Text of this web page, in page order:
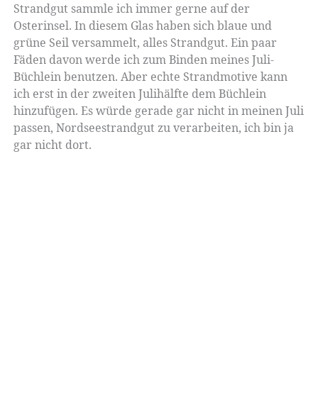
Strandgut sammle ich immer gerne auf der
Osterinsel. In diesem Glas haben sich blaue und
grüne Seil versammelt, alles Strandgut. Ein paar
Fäden davon werde ich zum Binden meines Juli-
Büchlein benutzen. Aber echte Strandmotive kann
ich erst in der zweiten Julihälfte dem Büchlein
hinzufügen. Es würde gerade gar nicht in meinen Juli
passen, Nordseestrandgut zu verarbeiten, ich bin ja
gar nicht dort.